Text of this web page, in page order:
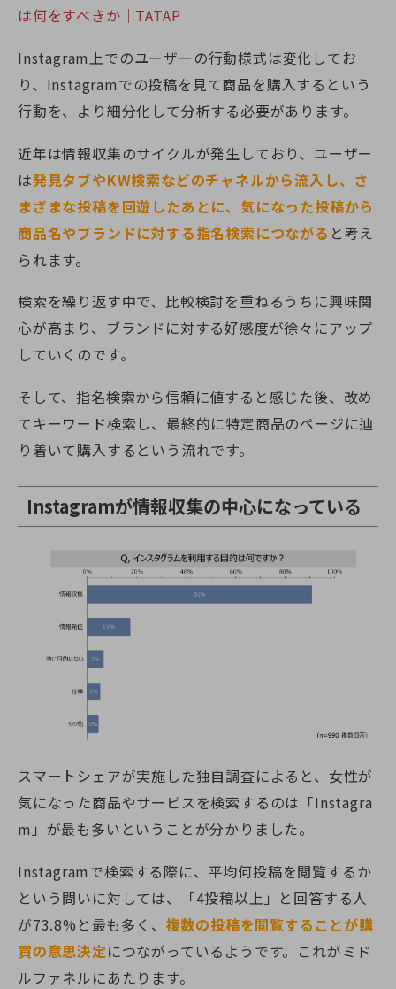
は何をすべきか｜TATAP
Instagram上でのユーザーの行動様式は変化してお
り、Instagramでの投稿を見て商品を購入するという
行動を、より細分化して分析する必要があります。
近年は情報収集のサイクルが発生しており、ユーザー
は発見タブやKW検索などのチャネルから流入し、さ
まざまな投稿を回遊したあとに、気になった投稿から
商品名やブランドに対する指名検索につながる と考え
られます。
検索を繰り返す中で、比較検討を重ねるうちに興味関
心が高まり、ブランドに対する好感度が徐々にアップ
していくのです。
そして、指名検索から信頼に値すると感じた後、改め
てキーワード検索し、最終的に特定商品のページに辿
り着いて購入するという流れです。
Instagramが情報収集の中心になっている
スマートシェアが実施した独自調査によると、女性が
気になった商品やサービスを検索するのは 「Instagra
m」が最も多い ということが分かりました。
Instagramで検索する際に、平均何投稿を閲覧するか
という問いに対しては、「4投稿以上」と回答する人
が73.8%と最も多く、 複数の投稿を閲覧することが購
買の意思決定につながっているようです。これがミド
ルファネルにあたります。